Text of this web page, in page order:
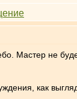
Мастер не
как